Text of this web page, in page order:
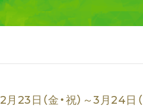
23日（金・祝）～3月24日（